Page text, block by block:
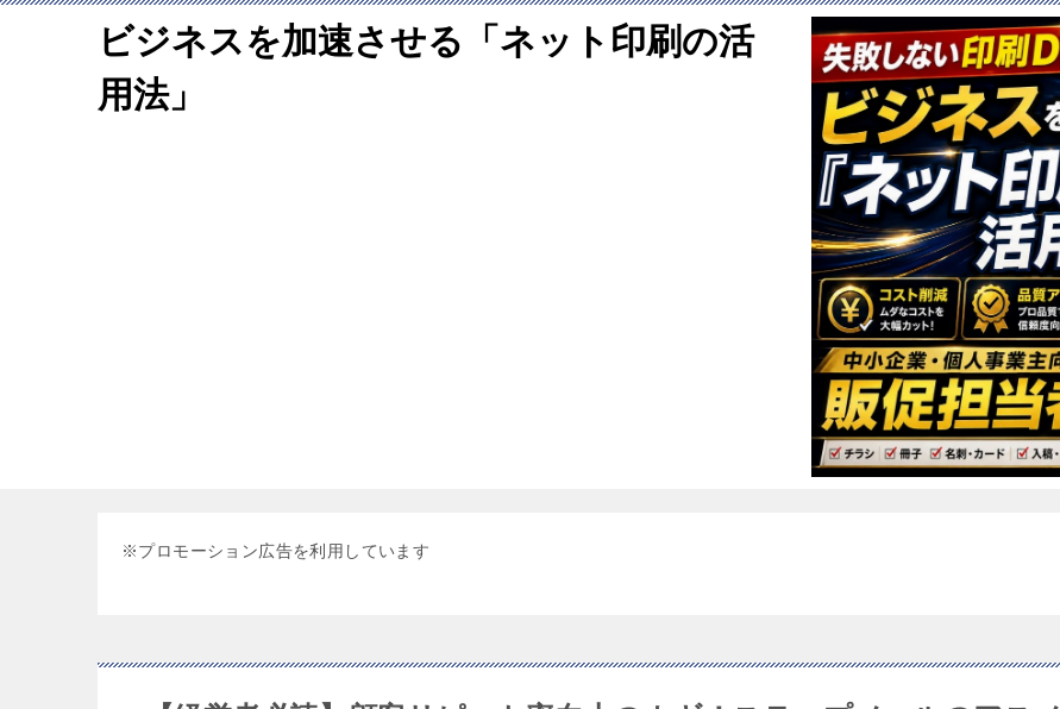
ビジネスを加速させる「ネット印刷の活
用法」
※プロモーション広告を利用しています